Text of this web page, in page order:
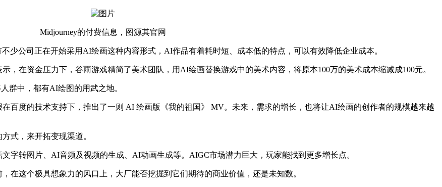
Midjourney的付费信息，图源其官网
少公司正在开始采用AI绘画这种内容形式，AI作品有着耗时短、成本低的特点，可以有效降低企业成本。
，在资金压力下，谷雨游戏精简了美术团队，用AI绘画替换游戏中的美术内容，将原本100万的美术成本缩减成100元。
群中，都有AI绘图的用武之地。
百度的技术支持下，推出了一则 AI 绘画版《我的祖国》 MV。未来，需求的增长，也将让AI绘画的创作者的规模越来越
式，来开拓变现渠道。
字转图片、AI音频及视频的生成、AI动画生成等。AIGC市场潜力巨大，玩家能找到更多增长点。
在这个极具想象力的风口上，大厂能否挖掘到它们期待的商业价值，还是未知数。